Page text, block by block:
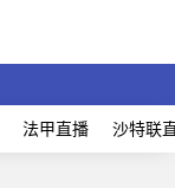
法甲直播 沙特联